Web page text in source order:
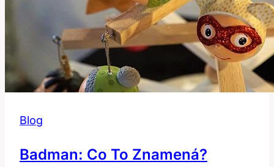
Blog
Badman: Co To Znamená?